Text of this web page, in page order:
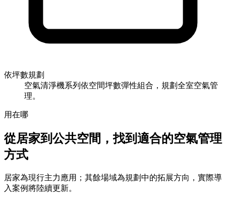
依坪數規劃
空氣清淨機系列依空間坪數彈性組合，規劃全室空氣管
理。
用在哪
從居家到公共空間，找到適合的空氣管理
方式
居家為現行主力應用；其餘場域為規劃中的拓展方向，實際導
入案例將陸續更新。